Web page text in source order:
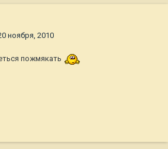
ноября, 2010
пожмякать